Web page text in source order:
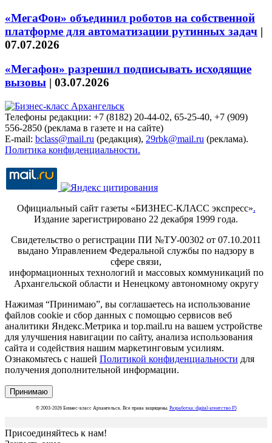
«МегаФон» объединил роботов на собственной
платформе для автоматизации рутинных задач |
07.07.2026
«Мегафон» разрешил подписывать исходящие
вызовы | 03.07.2026
Телефоны редакции: +7 (8182) 20-44-02, 65-25-40, +7 (909)
556-2850 (реклама в газете и на сайте)
E-mail: bclass@mail.ru (редакция), 29rbk@mail.ru (реклама).
Политика конфиденциальности.
Официальный сайт газеты «БИЗНЕС-КЛАСС экспресс».
Издание зарегистрировано 22 декабря 1999 года.
Свидетельство о регистрации ПИ №ТУ-00302 от 07.10.2011
выдано Управлением Федеральной службы по надзору в
сфере связи,
информационных технологий и массовых коммуникаций по
Архангельской области и Ненецкому автономному округу
Нажимая “Принимаю”, вы соглашаетесь на использование
файлов cookie и сбор данных с помощью сервисов веб
аналитики Яндекс.Метрика и top.mail.ru на вашем устройстве
для улучшения навигации по сайту, анализа использования
сайта и содействия нашим маркетинговым усилиям.
Ознакомьтесь с нашей Политикой конфиденциальности для
получения дополнительной информации.
Принимаю
© 2003-2026 Бизнес-класс Архангельск. Все права защищены. Разработка: digital-агентство F5
Присоединяйтесь к нам!